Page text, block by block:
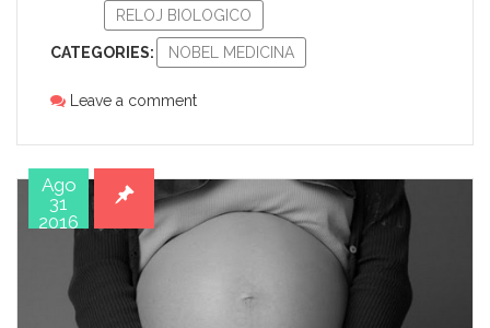
RELOJ BIOLOGICO
CATEGORIES: NOBEL MEDICINA
Leave a comment
Ago
31
2016